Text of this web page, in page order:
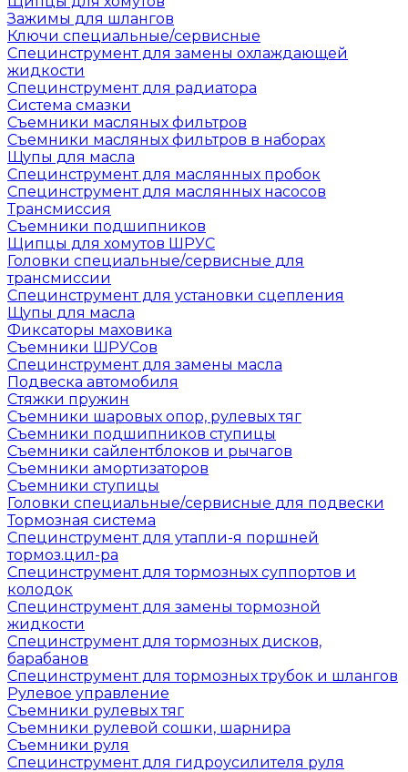
Зажимы для шлангов
Ключи специальные/сервисные
Специнструмент для замены охлаждающей
жидкости
Специнструмент для радиатора
Система смазки
Съемники масляных фильтров
Съемники масляных фильтров в наборах
Щупы для масла
Специнструмент для маслянных пробок
Специнструмент для маслянных насосов
Трансмиссия
Съемники подшипников
Щипцы для хомутов ШРУС
Головки специальные/сервисные для
трансмиссии
Специнструмент для установки сцепления
Щупы для масла
Фиксаторы маховика
Съемники ШРУСов
Специнструмент для замены масла
Подвеска автомобиля
Стяжки пружин
Съемники шаровых опор, рулевых тяг
Съемники подшипников ступицы
Съемники сайлентблоков и рычагов
Съемники амортизаторов
Съемники ступицы
Головки специальные/сервисные для подвески
Тормозная система
Специнструмент для утапли-я поршней
тормоз.цил-ра
Специнструмент для тормозных суппортов и
колодок
Специнструмент для замены тормозной
жидкости
Специнструмент для тормозных дисков,
барабанов
Специнструмент для тормозных трубок и шлангов
Рулевое управление
Съемники рулевых тяг
Съемники рулевой сошки, шарнира
Съемники руля
Специнструмент для гидроусилителя руля